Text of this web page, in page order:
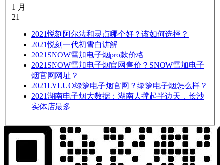
1 月
21
2021悦刻阿尔法和灵点哪个好？该如何选择？
2021悦刻一代初雪白讲解
2021 SNOW雪加电子烟pro款价格
2021 SNOW雪加电子烟官网售价？SNOW雪加电子
烟官网网址？
2021LVLUO绿箩电子烟官网？绿箩电子烟怎么样？
2021湖南电子烟大数据：湖南人撑起半边天，长沙
实体店最多